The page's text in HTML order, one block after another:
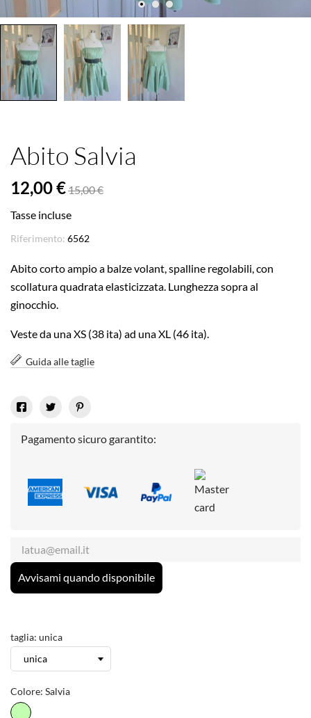
Abito Salvia
12,00 €15,00 €
Tasse incluse
Riferimento: 6562
Abito corto ampio a balze volant, spalline regolabili, con
scollatura quadrata elasticizzata. Lunghezza sopra al
ginocchio.
Veste da una XS (38 ita) ad una XL (46 ita).
Guida alle taglie
Pagamento sicuro garantito:
Avvisami quando disponibile
taglia: unica
Colore: Salvia
Salvia